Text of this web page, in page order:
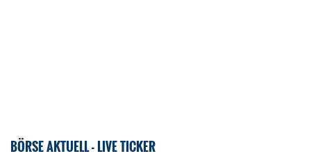
BÖRSE AKTUELL - LIVE TICKER